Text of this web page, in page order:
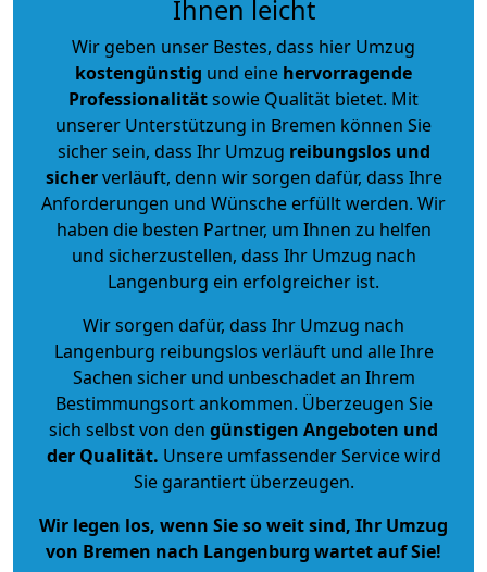
Ihnen leicht
Wir geben unser Bestes, dass hier Umzug
kostengünstig und eine hervorragende
Professionalitätsowie Qualität bietet. Mit
unserer Unterstützung in Bremen können Sie
sicher sein, dass Ihr Umzug reibungslos und
sicherverläuft, denn wir sorgen dafür, dass Ihre
Anforderungen und Wünsche erfüllt werden. Wir
haben die besten Partner, um Ihnen zu helfen
und sicherzustellen, dass Ihr Umzug nach
Langenburg ein erfolgreicher ist.
Wir sorgen dafür, dass Ihr Umzug nach
Langenburg reibungslos verläuft und alle Ihre
Sachen sicher und unbeschadet an Ihrem
Bestimmungsort ankommen. Überzeugen Sie
sich selbst von den günstigen Angeboten und
der Qualität. Unsere umfassender Service wird
Sie garantiert überzeugen.
Wir legen los, wenn Sie so weit sind, Ihr Umzug
von Bremen nach Langenburg wartet auf Sie!